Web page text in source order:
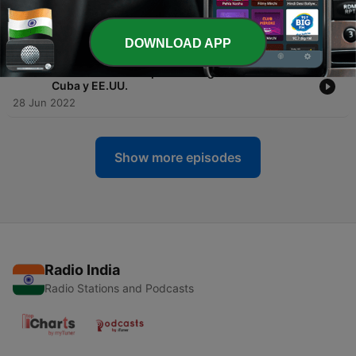
2189 -
El explosivo testimonio de Cassidy Hutchinson
contra Trump
29 Jun 2022
2188 - Los desafíos de la política migratoria entre
Cuba y EE.UU.
28 Jun 2022
Show more episodes
Radio India
Radio Stations and Podcasts
DOWNLOAD APP